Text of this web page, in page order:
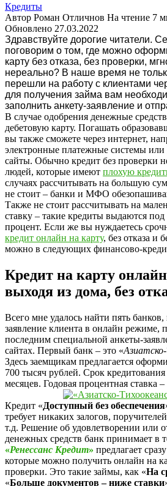
Кредиты
Автор Роман Отличнов На чтение 7
Обновлено 27.03.2022
Здравствуйте дорогие читатели.
поговорим о том, где можно
карту без отказа, без проверки,
нереально? В наше время не
перешли на работу с клиентами
для получения займа вам
заполнить анкету-заявление и
В случае одобрения денежные
дебетовую карту. Погашать
вы также сможете через интернет,
электронные платежные системы или
сайты. Обычно кредит без проверки
людей, которые имеют плохую
случаях рассчитывать на большую
не стоит – банки и МФО
Также не стоит рассчитывать на
ставку – такие кредиты выдаются
процент. Если же вы нуждаетесь
кредит онлайн на карту, без отказа и
можно в следующих финансово-
Кредит на карту
выходя из дома, без
Всего мне удалось найти пять
заявление клиента в онлайн режиме,
последним специальной анкеты-
сайтах. Первый банк – это «
Здесь заемщикам предлагается
700 тысяч рублей. Срок кредитования
месяцев. Годовая процентная ставка –
Кредит «Доступный без обеспечения
требует никаких залогов,
т.д. Решение об удовлетворении или
денежных средств банк принимает в
«Ренессанс Кредит» предлагает
которые можно получить онлайн на
проверки. Это такие займы, как «На
«Больше документов – ниже ставки